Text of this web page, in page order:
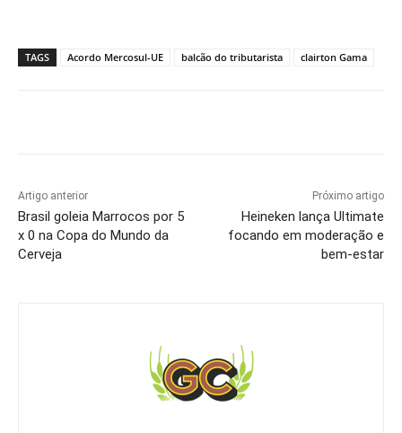
TAGS Acordo Mercosul-UE balcão do tributarista clairton Gama
Artigo anterior
Brasil goleia Marrocos por 5
x 0 na Copa do Mundo da
Cerveja
Próximo artigo
Heineken lança Ultimate
focando em moderação e
bem-estar